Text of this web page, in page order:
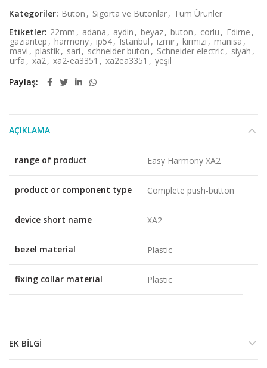
Kategoriler: Buton , Sigorta ve Butonlar, Tüm Ürünler
Etiketler: 22mm , adana , aydin , beyaz, buton , corlu , Edirne ,
gaziantep , harmony, ip54, Istanbul, izmir, kırmızı , manisa ,
mavi , plastik, sari , schneider buton , Schneider electric, siyah ,
urfa , xa2, xa2-ea3351 , xa2ea3351 , yeşil
Paylaş
AÇIKLAMA
range of product Easy Harmony XA2
product or component type Complete push-button
device short name XA2
bezel material Plastic
fixing collar material Plastic
EK BILGI